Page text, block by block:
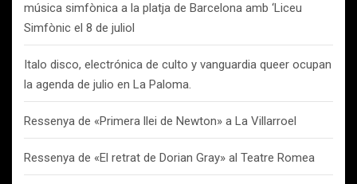
música simfònica a la platja de Barcelona amb ‘Liceu
Simfònic el 8 de juliol
Italo disco, electrónica de culto y vanguardia queer ocupan
la agenda de julio en La Paloma.
Ressenya de «Primera llei de Newton» a La Villarroel
Ressenya de «El retrat de Dorian Gray» al Teatre Romea